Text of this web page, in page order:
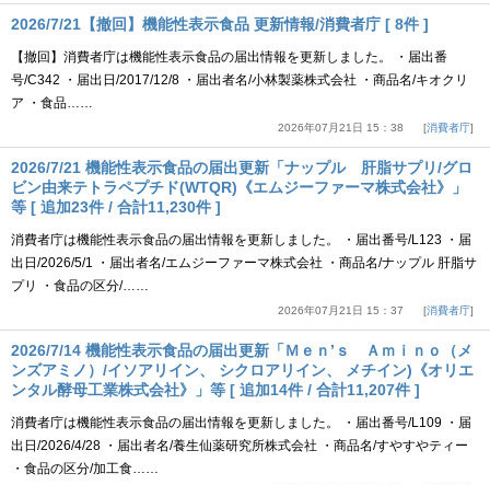
2026/7/21【撤回】機能性表示食品 更新情報/消費者庁 [ 8件 ]
【撤回】消費者庁は機能性表示食品の届出情報を更新しました。 ・届出番
号/C342 ・届出日/2017/12/8 ・届出者名/小林製薬株式会社 ・商品名/キオクリ
ア ・食品……
2026年07月21日 15：38 消費者庁
2026/7/21 機能性表示食品の届出更新「ナップル 肝脂サプリ/グロ
ビン由来テトラペプチド(WTQR)《エムジーファーマ株式会社》」
等 [ 追加23件 / 合計11,230件 ]
消費者庁は機能性表示食品の届出情報を更新しました。 ・届出番号/L123 ・届
出日/2026/5/1 ・届出者名/エムジーファーマ株式会社 ・商品名/ナップル 肝脂サ
プリ ・食品の区分/……
2026年07月21日 15：37 消費者庁
2026/7/14 機能性表示食品の届出更新「Ｍｅｎ’ｓ Ａｍｉｎｏ（メ
ンズアミノ）/イソアリイン、 シクロアリイン、 メチイン)《オリエ
ンタル酵母工業株式会社》」等 [ 追加14件 / 合計11,207件 ]
消費者庁は機能性表示食品の届出情報を更新しました。 ・届出番号/L109 ・届
出日/2026/4/28 ・届出者名/養生仙薬研究所株式会社 ・商品名/すやすやティー
・食品の区分/加工食……